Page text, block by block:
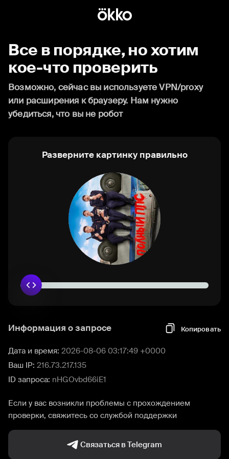
Все в порядке, но хотим
кое-что проверить
Возможно, сейчас вы используете VPN/proxy
или расширения к браузеру. Нам нужно
убедиться, что вы не робот
Разверните картинку правильно
Информация о запросе Копировать
Дата и время: 2026-08-06 03:17:49 +0000
Ваш IP: 216.73.217.135
ID запроса: nHGOvbd66iE1
Если у вас возникли проблемы с прохождением
проверки, свяжитесь со службой поддержки
Связаться в Telegram